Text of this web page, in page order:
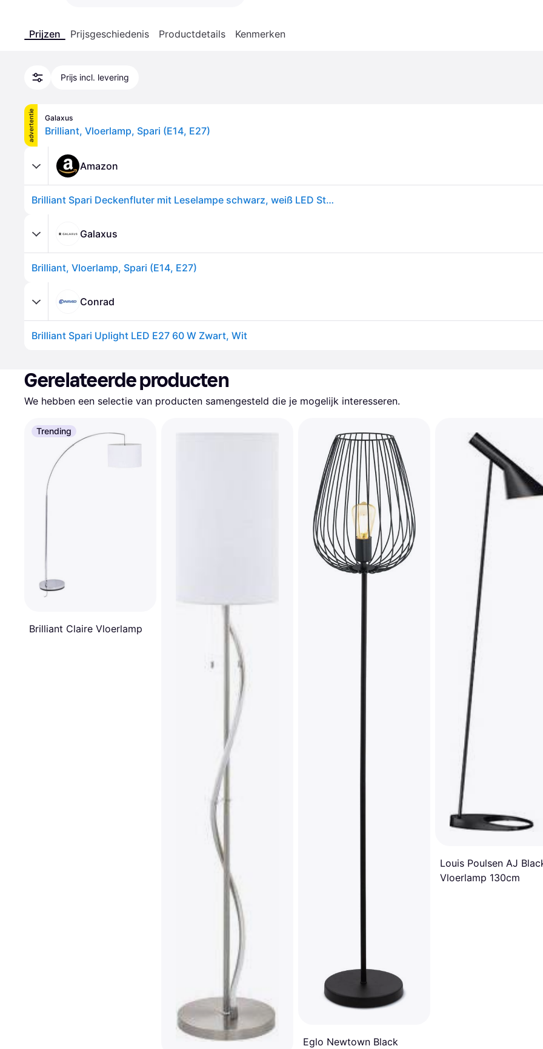
Prijzen Prijsgeschiedenis Productdetails Kenmerken
Prijs incl. levering
advertentie Galaxus
Brilliant, Vloerlamp, Spari (E14, E27)
Amazon
Brilliant Spari Deckenfluter mit Leselampe schwarz, weiß LED Stehlampe
Galaxus
Brilliant, Vloerlamp, Spari (E14, E27)
Conrad
Brilliant Spari Uplight LED E27 60 W Zwart, Wit
Gerelateerde producten
We hebben een selectie van producten samengesteld die je mogelijk interesseren.
Trending
Brilliant Claire Vloerlamp
Eglo Newtown Black
Louis Poulsen AJ
Vloerlamp 130cm